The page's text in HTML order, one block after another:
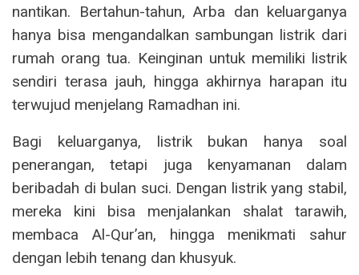
nantikan. Bertahun-tahun, Arba dan keluarganya
hanya bisa mengandalkan sambungan listrik dari
rumah orang tua. Keinginan untuk memiliki listrik
sendiri terasa jauh, hingga akhirnya harapan itu
terwujud menjelang Ramadhan ini.
Bagi keluarganya, listrik bukan hanya soal
penerangan, tetapi juga kenyamanan dalam
beribadah di bulan suci. Dengan listrik yang stabil,
mereka kini bisa menjalankan shalat tarawih,
membaca Al-Qur’an, hingga menikmati sahur
dengan lebih tenang dan khusyuk.